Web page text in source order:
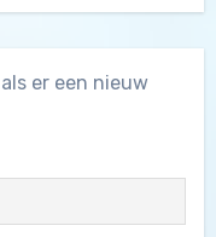
er een nieuw